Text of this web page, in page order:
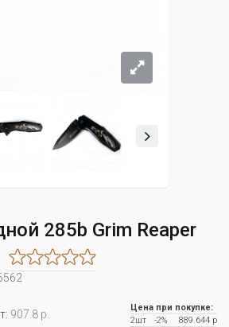
285b Grim Reaper
907.8 р.
Цена при покупке:
2шт
-2%
889.644 р